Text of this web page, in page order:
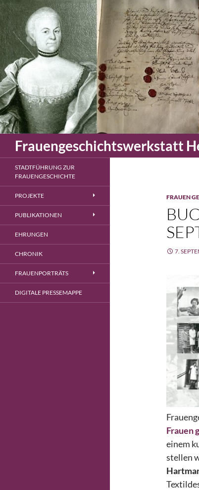
Zum
Inhalt
springen
Frauengeschichtswerkstatt
Suchen
FRAUEN
7.
Frauen
einem
stellen
STADTFÜHRUNG ZUR
FRAUENGESCHICHTE
PROJEKTE
PUBLIKATIONEN
EHRUNGEN
CHRONIK
FRAUENPORTRÄTS
DIGITALE PRESSEMAPPE